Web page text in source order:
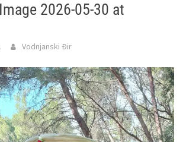
2026-05-30 at
Vodnjanski Đir